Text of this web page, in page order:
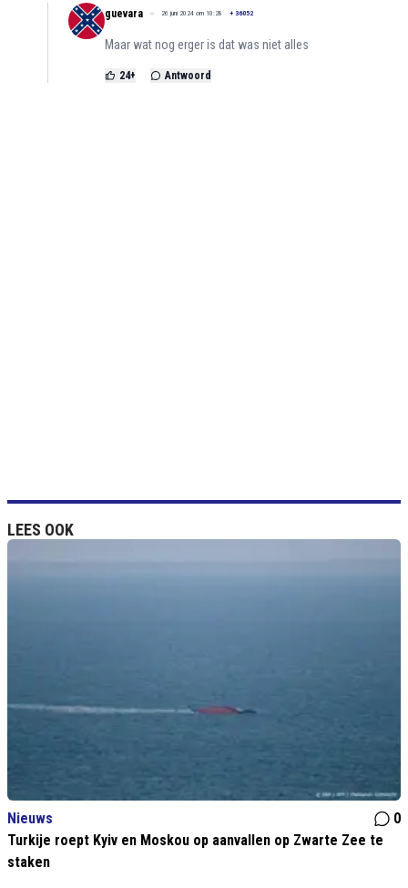
guevara 26 juni 2024 om 10:28 + 36052
Maar wat nog erger is dat was niet alles
24+ Antwoord
LEES OOK
Nieuws
0
Turkije roept Kyiv en Moskou op aanvallen op Zwarte Zee te
staken